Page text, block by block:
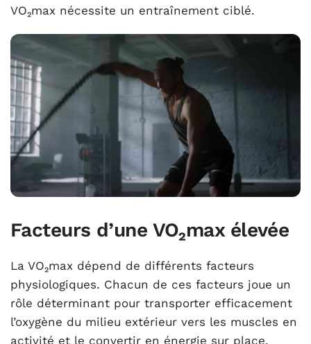
VO₂max nécessite un entraînement ciblé.
Facteurs d’une VO₂max élevée
La VO₂max dépend de différents facteurs
physiologiques. Chacun de ces facteurs joue un
rôle déterminant pour transporter efficacement
l’oxygène du milieu extérieur vers les muscles en
activité et le convertir en énergie sur place.